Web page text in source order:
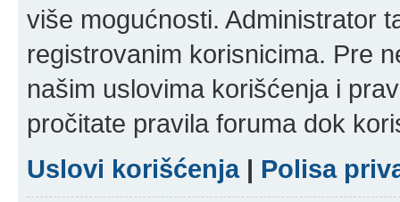
više mogućnosti. Administrator
registrovanim korisnicima. Pre
našim uslovima korišćenja i
pročitate pravila foruma dok
Uslovi korišćenja| Polisa